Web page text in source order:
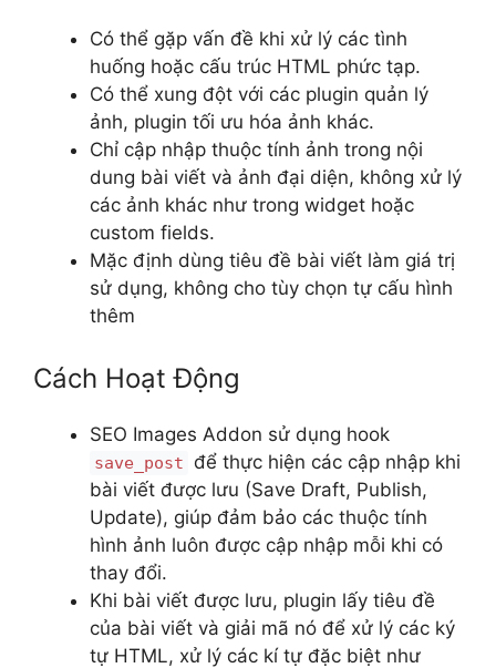
Có thể gặp vấn đề khi xử lý các tình
huống hoặc cấu trúc HTML phức tạp.
Có thể xung đột với các plugin quản lý
ảnh, plugin tối ưu hóa ảnh khác.
Chỉ cập nhập thuộc tính ảnh trong nội
dung bài viết và ảnh đại diện, không xử lý
các ảnh khác như trong widget hoặc
custom fields.
Mặc định dùng tiêu đề bài viết làm giá trị
sử dụng, không cho tùy chọn tự cấu hình
thêm
Cách Hoạt Động
SEO Images Addon sử dụng hook
save_post
để thực hiện các cập nhập khi
bài viết được lưu (Save Draft, Publish,
Update), giúp đảm bảo các thuộc tính
hình ảnh luôn được cập nhập mỗi khi có
thay đổi.
Khi bài viết được lưu, plugin lấy tiêu đề
của bài viết và giải mã nó để xử lý các ký
tự HTML, xử lý các kí tự đặc biệt như